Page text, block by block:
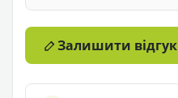
Залишити відгук